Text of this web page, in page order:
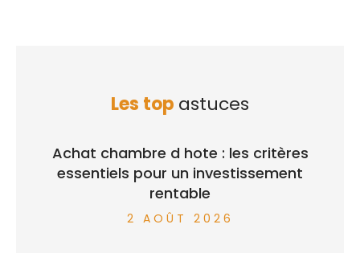
Les top astuces
Achat chambre d hote : les critères
essentiels pour un investissement
rentable
2 AOÛT 2026